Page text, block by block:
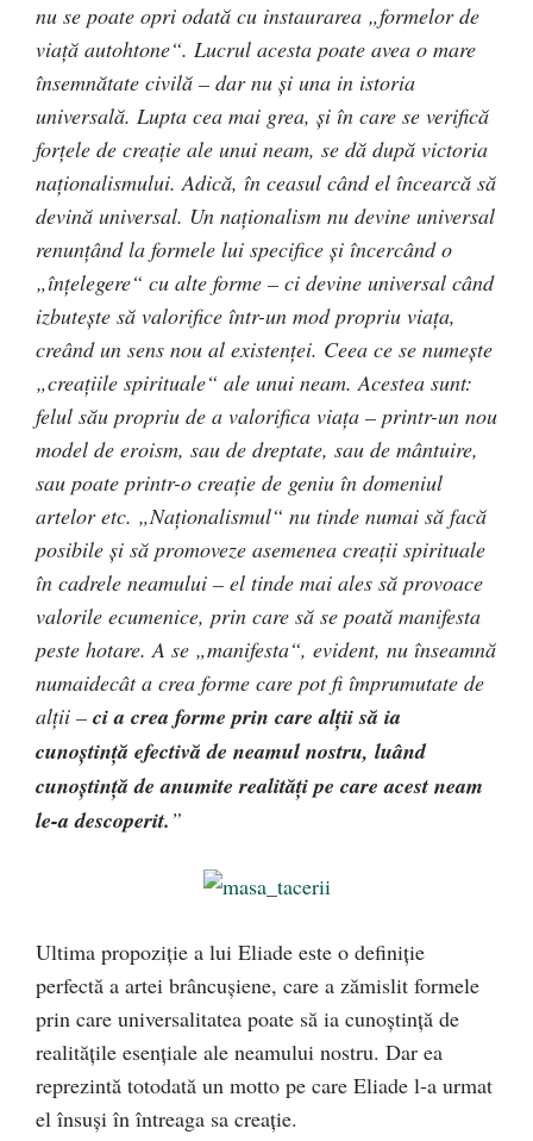
nu se poate opri odată cu instaurarea „formelor de
viaţă autohtone“. Lucrul acesta poate avea o mare
însemnătate civilă – dar nu şi una in istoria
universală. Lupta cea mai grea, şi în care se verifică
forţele de creaţie ale unui neam, se dă după victoria
naţionalismului. Adică, în ceasul când el încearcă să
devină universal. Un naţionalism nu devine universal
renunţând la formele lui specifice şi încercând o
„înţelegere“ cu alte forme – ci devine universal când
izbuteşte să valorifice într-un mod propriu viaţa,
creând un sens nou al existenţei. Ceea ce se numeşte
„creaţiile spirituale“ ale unui neam. Acestea sunt:
felul său propriu de a valorifica viaţa – printr-un nou
model de eroism, sau de dreptate, sau de mântuire,
sau poate printr-o creaţie de geniu în domeniul
artelor etc. „Naţionalismul“ nu tinde numai să facă
posibile şi să promoveze asemenea creaţii spirituale
în cadrele neamului – el tinde mai ales să provoace
valorile ecumenice, prin care să se poată manifesta
peste hotare. A se „manifesta“, evident, nu înseamnă
numaidecât a crea forme care pot fi împrumutate de
alţii – ci a crea forme prin care alţii să ia
cunoştinţă efectivă de neamul nostru, luând
cunoştinţă de anumite realităţi pe care acest neam
le-a descoperit. ”
Ultima propoziţie a lui Eliade este o definiţie
perfectă a artei brâncuşiene, care a zămislit formele
prin care universalitatea poate să ia cunoştinţă de
realităţile esenţiale ale neamului nostru. Dar ea
reprezintă totodată un motto pe care Eliade l-a urmat
el însuşi în întreaga sa creaţie.